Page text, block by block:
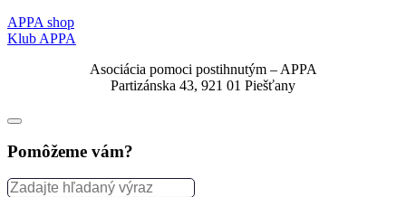
APPA shop
Klub APPA
Asociácia pomoci postihnutým – APPA
Partizánska 43, 921 01 Piešťany
Pomôžeme vám?